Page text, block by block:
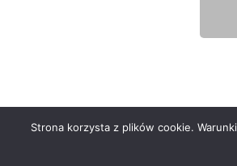
Strona korzysta z plików cookie.